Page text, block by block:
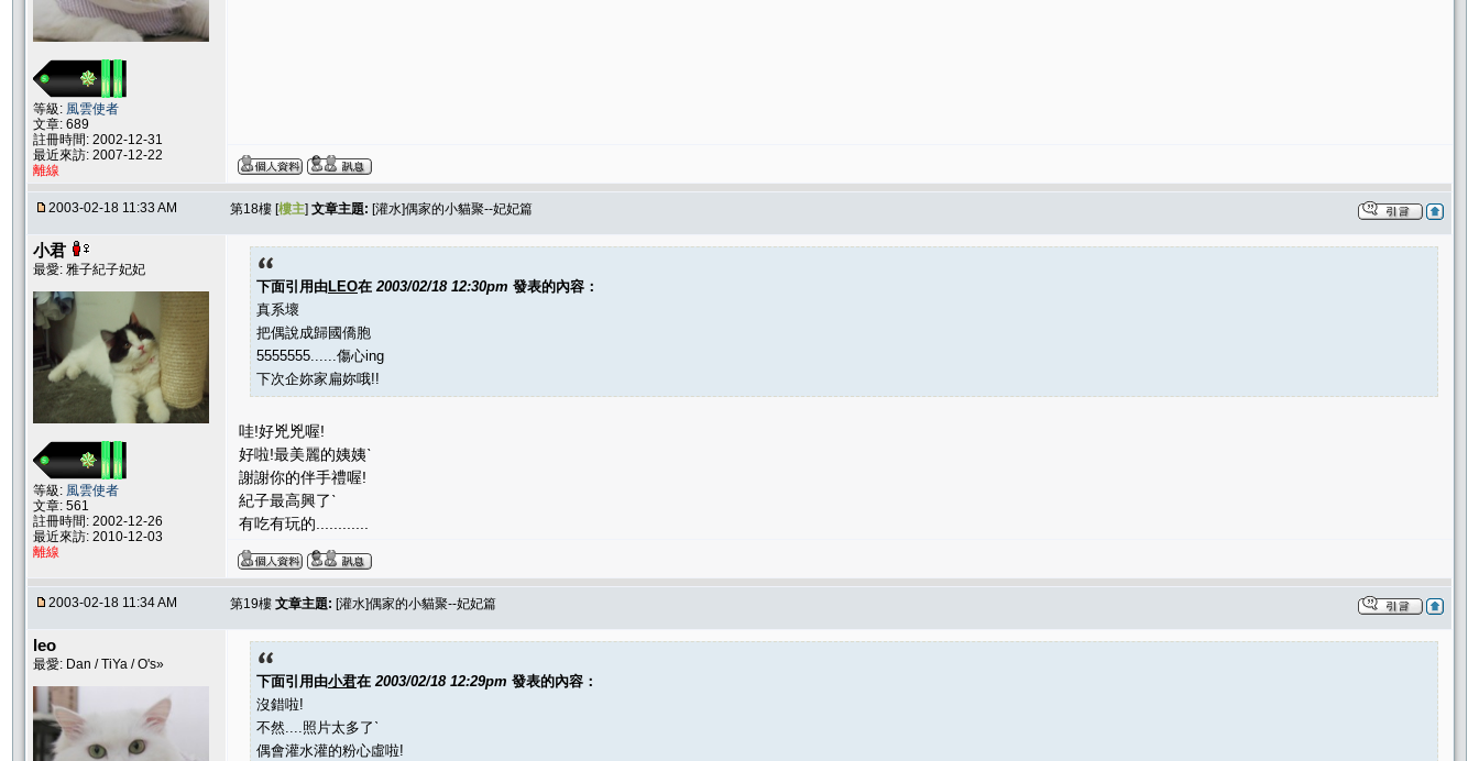
等級: 風雲使者
文章: 689
註冊時間: 2002-12-31
最近來訪: 2007-12-22
離線
2003-02-18 11:33 AM 第18樓 [樓主] 文章主題: [灌水]偶家的小貓聚--妃妃篇
小君
最愛: 雅子紀子妃妃
等級: 風雲使者
文章: 561
註冊時間: 2002-12-26
最近來訪: 2010-12-03
離線
下面引用由LEO在 2003/02/18 12:30pm 發表的內容：
真系壞
把偶說成歸國僑胞
5555555......傷心ing
下次企妳家扁妳哦!!
哇!好兇兇喔!
好啦!最美麗的姨姨ˋ
謝謝你的伴手禮喔!
紀子最高興了ˋ
有吃有玩的............
2003-02-18 11:34 AM 第19樓 文章主題: [灌水]偶家的小貓聚--妃妃篇
leo
最愛: Dan / TiYa / O's»
下面引用由小君在 2003/02/18 12:29pm 發表的內容：
沒錯啦!
不然....照片太多了ˋ
偶會灌水灌的粉心虛啦!